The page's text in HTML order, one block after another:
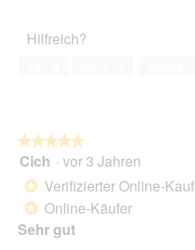
5
Hilfreich?
★★★★★
★★★★★
5
Sternen.
Cich · vor 3 Jahren
* Verifizierter Online-Kauf
* Online-Käufer
Sehr gut